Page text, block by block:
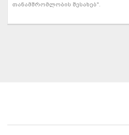
თანამშრომლობის შესახებ".